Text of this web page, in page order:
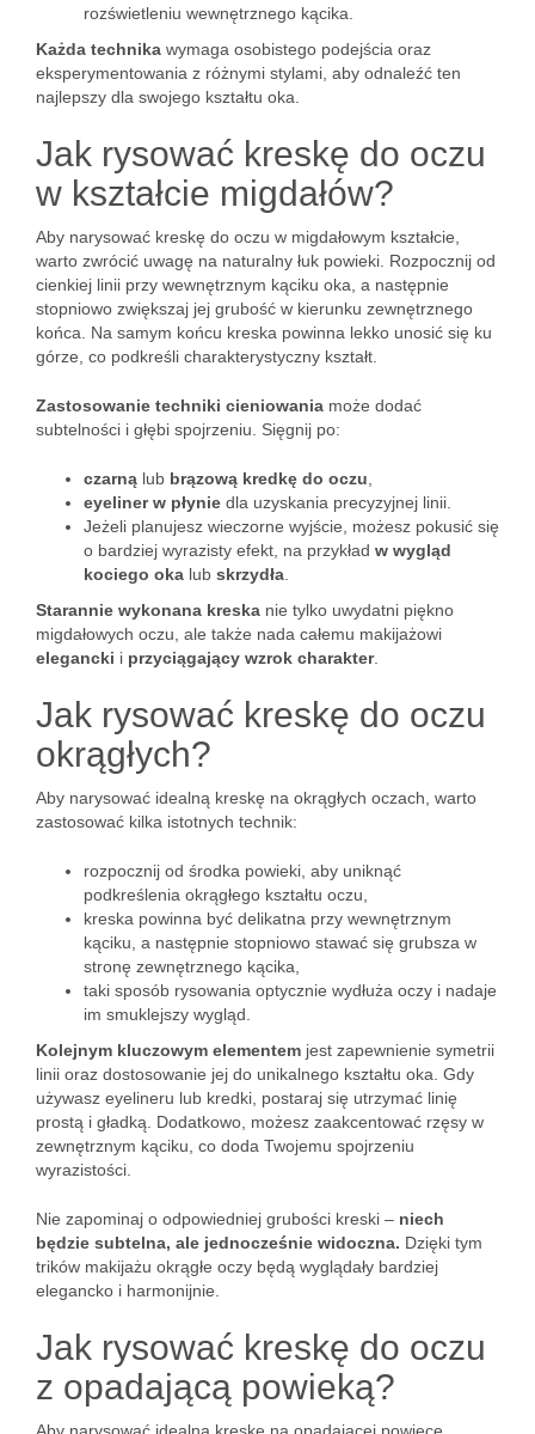
rozświetleniu wewnętrznego kącika.
Każda technika wymaga osobistego podejścia oraz
eksperymentowania z różnymi stylami, aby odnaleźć ten
najlepszy dla swojego kształtu oka.
Jak rysować kreskę do oczu
w kształcie migdałów?
Aby narysować kreskę do oczu w migdałowym kształcie,
warto zwrócić uwagę na naturalny łuk powieki. Rozpocznij od
cienkiej linii przy wewnętrznym kąciku oka, a następnie
stopniowo zwiększaj jej grubość w kierunku zewnętrznego
końca. Na samym końcu kreska powinna lekko unosić się ku
górze, co podkreśli charakterystyczny kształt.
Zastosowanie techniki cieniowania może dodać
subtelności i głębi spojrzeniu. Sięgnij po:
czarną lub brązową kredkę do oczu
eyeliner w płynie dla uzyskania precyzyjnej linii.
Jeżeli planujesz wieczorne wyjście, możesz pokusić się
o bardziej wyrazisty efekt, na przykład w wygląd
kociego oka lub skrzydła
Starannie wykonana kreska nie tylko uwydatni piękno
migdałowych oczu, ale także nada całemu makijażowi
elegancki i przyciągający wzrok charakter.
Jak rysować kreskę do oczu
okrągłych?
Aby narysować idealną kreskę na okrągłych oczach, warto
zastosować kilka istotnych technik:
rozpocznij od środka powieki, aby uniknąć
podkreślenia okrągłego kształtu oczu,
kreska powinna być delikatna przy wewnętrznym
kąciku, a następnie stopniowo stawać się grubsza w
stronę zewnętrznego kącika,
taki sposób rysowania optycznie wydłuża oczy i nadaje
im smuklejszy wygląd.
Kolejnym kluczowym elementem jest zapewnienie symetrii
linii oraz dostosowanie jej do unikalnego kształtu oka. Gdy
używasz eyelineru lub kredki, postaraj się utrzymać linię
prostą i gładką. Dodatkowo, możesz zaakcentować rzęsy w
zewnętrznym kąciku, co doda Twojemu spojrzeniu
wyrazistości.
Nie zapominaj o odpowiedniej grubości kreski – niech
będzie subtelna, ale jednocześnie widoczna. Dzięki tym
trików makijażu okrągłe oczy będą wyglądały bardziej
elegancko i harmonijnie.
Jak rysować kreskę do oczu
z opadającą powieką?